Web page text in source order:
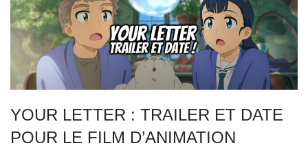
YOUR LETTER : TRAILER ET DATE
POUR LE FILM D’ANIMATION